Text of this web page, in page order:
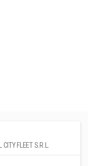
FLEET S.R.L.